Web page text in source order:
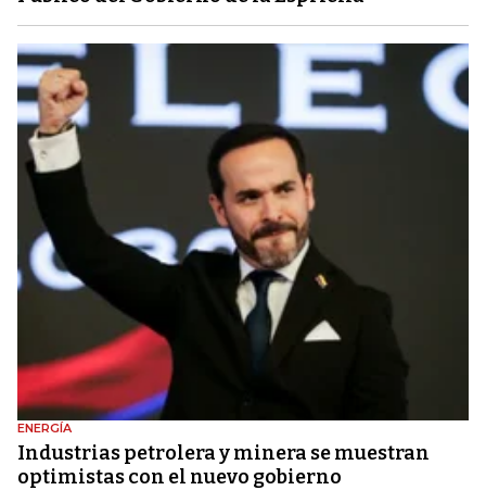
ENERGÍA
Industrias petrolera y minera se muestran
optimistas con el nuevo gobierno